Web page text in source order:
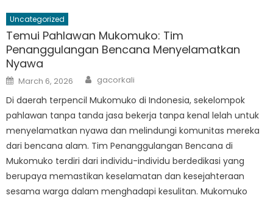
Uncategorized
Temui Pahlawan Mukomuko: Tim
Penanggulangan Bencana Menyelamatkan
Nyawa
Posted
on
March 6, 2026 Author
gacorkali
Di daerah terpencil Mukomuko di Indonesia, sekelompok
pahlawan tanpa tanda jasa bekerja tanpa kenal lelah untuk
menyelamatkan nyawa dan melindungi komunitas mereka
dari bencana alam. Tim Penanggulangan Bencana di
Mukomuko terdiri dari individu-individu berdedikasi yang
berupaya memastikan keselamatan dan kesejahteraan
sesama warga dalam menghadapi kesulitan. Mukomuko